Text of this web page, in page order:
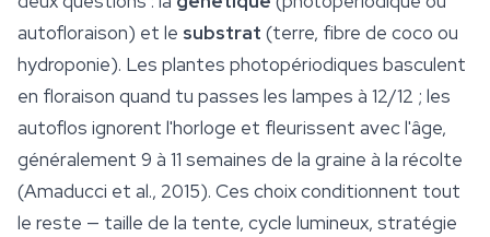
autofloraison) et le substrat (terre, fibre de coco ou
hydroponie). Les plantes photopériodiques basculent
en floraison quand tu passes les lampes à 12/12 ; les
autoflos ignorent l'horloge et fleurissent avec l'âge,
généralement 9 à 11 semaines de la graine à la récolte
(Amaducci et al., 2015). Ces choix conditionnent tout
le reste — taille de la tente, cycle lumineux, stratégie